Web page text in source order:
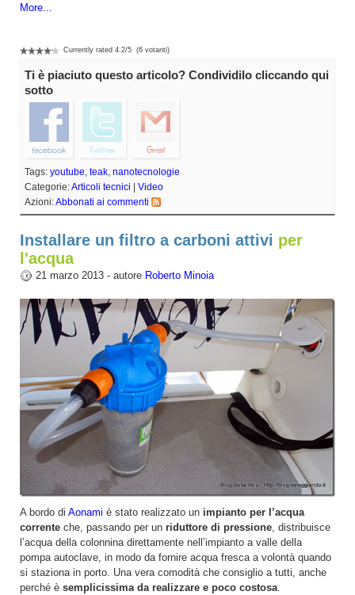
More...
Currently rated 4.2/5 (6 votanti)
Ti è piaciuto questo articolo? Condividilo cliccando qui
sotto
Tags: youtube teak nanotecnologie
Categorie:Articoli tecnici | Video
Azioni:Abbonati ai commenti
Installare un filtro a carboni attivi per
l'acqua
21 marzo 2013 - autore Roberto Minoia
A bordo di Aonami è stato realizzato un impianto per l’acqua
corrente che, passando per un riduttore di pressione, distribuisce
l’acqua della colonnina direttamente nell’impianto a valle della
pompa autoclave, in modo da fornire acqua fresca a volontà quando
si staziona in porto. Una vera comodità che consiglio a tutti, anche
perché è semplicissima da realizzare e poco costosa.